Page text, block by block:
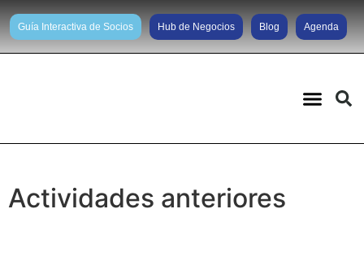
Guía Interactiva de Socios Hub de Negocios Blog Agenda
Actividades anteriores